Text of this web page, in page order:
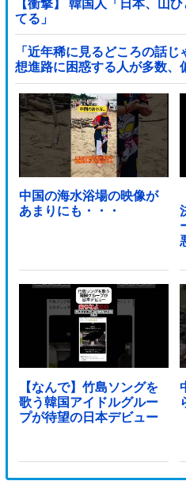
【衝撃】 韓国人「日本、山
てる」
「近年稀に見るどころの話
想進路に困惑する人が多数、
いんだけど……他
中国の海水浴場の映像が
あまりにも・・・
【なんで】竹島ソングを
歌う韓国アイドルグルー
プが待望の日本デビュー